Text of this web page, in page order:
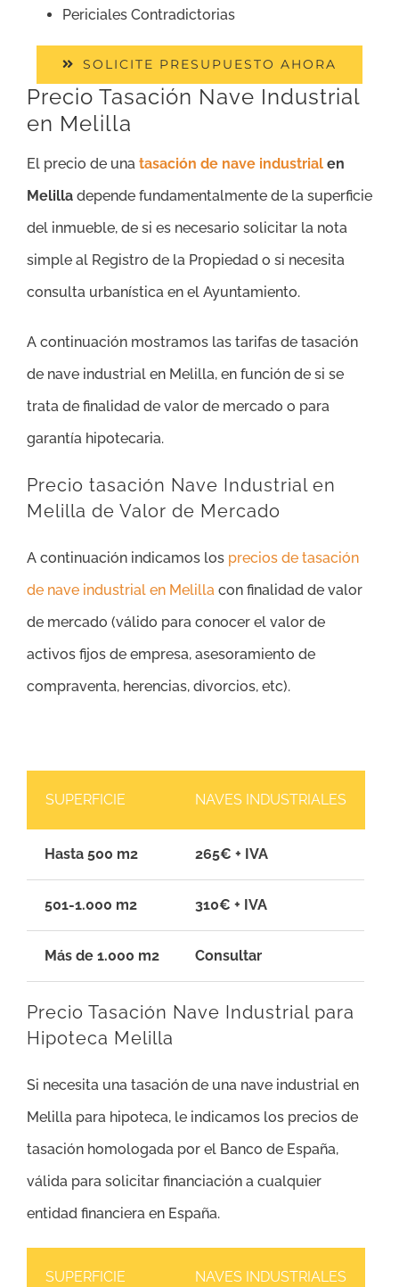
Periciales Contradictorias
SOLICITE PRESUPUESTO AHORA
Precio Tasación Nave Industrial
en Melilla
El precio de una tasación de nave industrial en
Melilla depende fundamentalmente de la superficie
del inmueble, de si es necesario solicitar la nota
simple al Registro de la Propiedad o si necesita
consulta urbanística en el Ayuntamiento.
A continuación mostramos las tarifas de tasación
de nave industrial en Melilla, en función de si se
trata de finalidad de valor de mercado o para
garantía hipotecaria.
Precio tasación Nave Industrial en
Melilla de Valor de Mercado
A continuación indicamos los precios de tasación
de nave industrial en Melilla con finalidad de valor
de mercado (válido para conocer el valor de
activos fijos de empresa, asesoramiento de
compraventa, herencias, divorcios, etc).
SUPERFICIE NAVES INDUSTRIALES
Hasta 500 m2 265€ + IVA
501-1.000 m2 310€ + IVA
Más de 1.000 m2 Consultar
Precio Tasación Nave Industrial para
Hipoteca Melilla
Si necesita una tasación de una nave industrial en
Melilla para hipoteca, le indicamos los precios de
tasación homologada por el Banco de España,
válida para solicitar financiación a cualquier
entidad financiera en España.
SUPERFICIE NAVES INDUSTRIALES